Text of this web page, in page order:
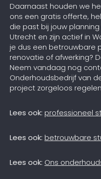
Daarnaast houden we
ons een gratis offerte,
die past bij jouw
Utrecht en zijn actief in
je dus een betrouwbare
renovatie of afwerking?
Neem vandaag nog
Onderhoudsbedrijf van
project zorgeloos
Lees ook: professioneel
Lees ook: betrouwbare
Lees ook: Ons